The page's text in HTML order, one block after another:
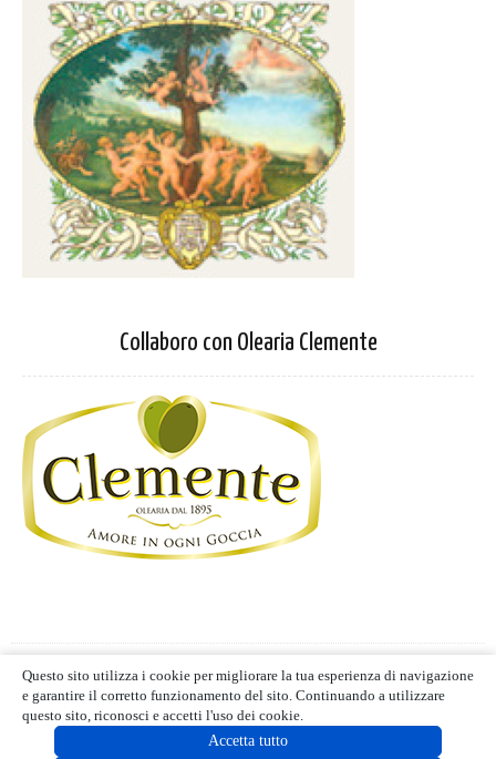
Collaboro con Olearia Clemente
Termini d'uso- Blog editoriale
MIND CUCINA E GUSTO | ALL RIGHTS RESERVED | © 2021
Questo sito utilizza i cookie per migliorare la tua esperienza di navigazione
e garantire il corretto funzionamento del sito. Continuando a utilizzare
questo sito, riconosci e accetti l'uso dei cookie.
Accetta tutto